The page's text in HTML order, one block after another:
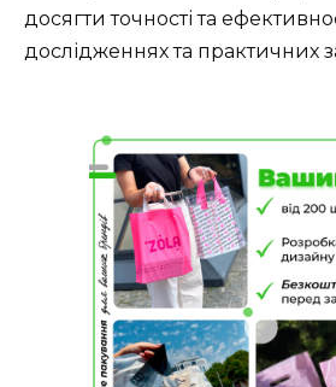
досягти точності та
дослідженнях та практичних